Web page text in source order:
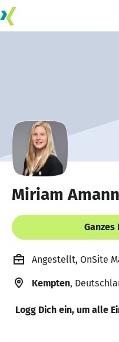
Miriam Amann
Angestellt, OnSite
Kempten,
Logg Dich ein, um alle